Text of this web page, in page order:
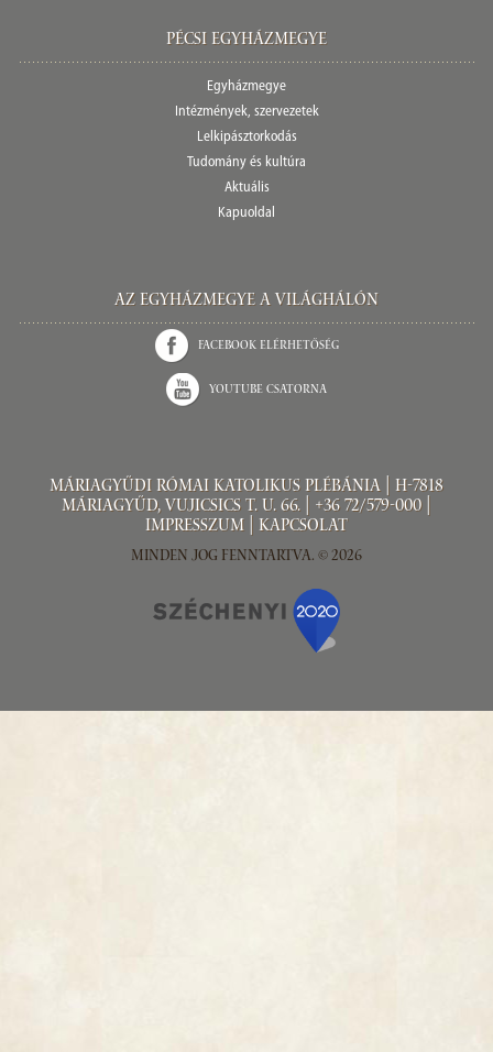
Pécsi egyházmegye
Egyházmegye
Intézmények, szervezetek
Lelkipásztorkodás
Tudomány és kultúra
Aktuális
Kapuoldal
Az Egyházmegye a világhálón
Facebook elérhetőség
Youtube csatorna
Máriagyűdi Római Katolikus Plébánia | H-7818
Máriagyűd, Vujicsics T. u. 66. | +36 72/579-000 |
Impresszum
Kapcsolat
Minden jog fenntartva. © 2026